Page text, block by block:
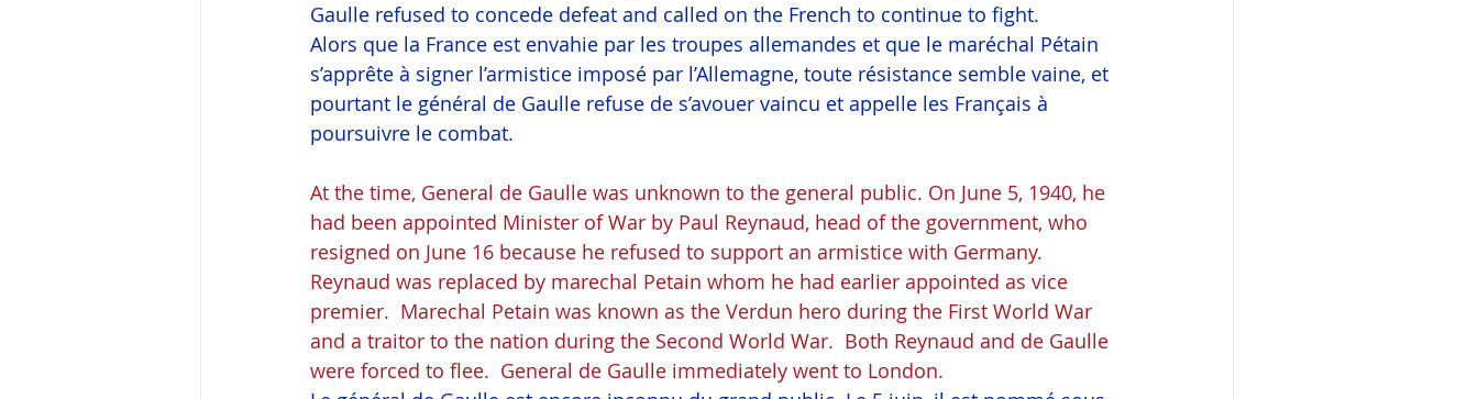
Gaulle refused to concede defeat and called on the French to continue to fight.
Alors que la France est envahie par les troupes allemandes et que le maréchal Pétain
s’apprête à signer l’armistice imposé par l’Allemagne, toute résistance semble vaine, et
pourtant le général de Gaulle refuse de s’avouer vaincu et appelle les Français à
poursuivre le combat.
At the time, General de Gaulle was unknown to the general public. On June 5, 1940, he
had been appointed Minister of War by Paul Reynaud, head of the government, who
resigned on June 16 because he refused to support an armistice with Germany.
Reynaud was replaced by marechal Petain whom he had earlier appointed as vice
premier.  Marechal Petain was known as the Verdun hero during the First World War
and a traitor to the nation during the Second World War.  Both Reynaud and de Gaulle
were forced to flee.  General de Gaulle immediately went to London.